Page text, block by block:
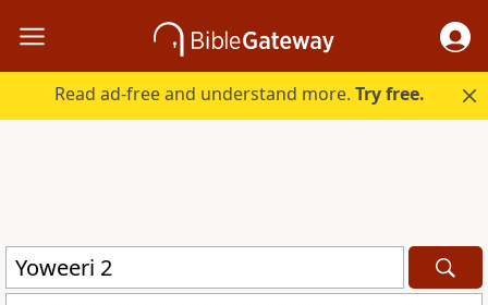
Read ad-free and understand more.Try free.